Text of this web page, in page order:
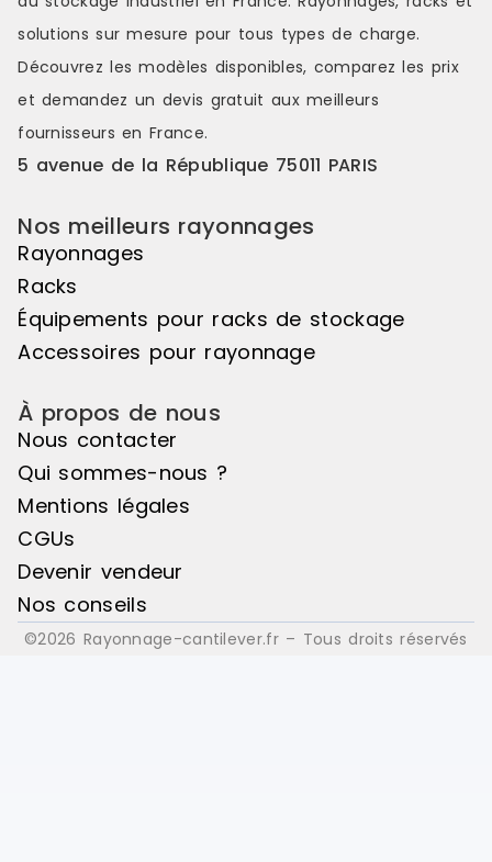
galvanisée - support à petits
récipients, galvanisé - sabot de
protection des échelles. Module :
Suivant Capacité stockage : 9 fûts
de 60 litres couchés Nbre de
niveaux : 3 Matière bac : Tôle
Capacité rétention (L) : 200 Dim.
Dim. bac Lxpxh (mm) : 1330 x 1200 x
260
profondeur
: Suivant
fûts de
solutions sur mesure pour tous types de charge.
Découvrez les modèles disponibles, comparez les prix
et demandez un devis gratuit aux meilleurs
fournisseurs en France.
5 avenue de la République 75011 PARIS
Nos meilleurs rayonnages
Rayonnages
Racks
Équipements pour racks de stockage
Accessoires pour rayonnage
À propos de nous
Nous contacter
Qui sommes-nous ?
Mentions légales
CGUs
Devenir vendeur
Nos conseils
©2026 Rayonnage-cantilever.fr – Tous droits réservés